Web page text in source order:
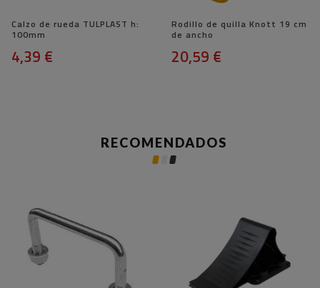
Calzo de rueda TULPLAST h:
100mm
4,39 €
Rodillo de quilla Knott 19 cm
de ancho
20,59 €
RECOMENDADOS